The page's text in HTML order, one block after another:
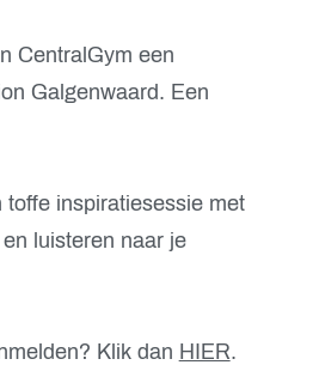
CentralGym een
Galgenwaard. Een
inspiratiesessie met
luisteren naar je
Klik dan HIER.